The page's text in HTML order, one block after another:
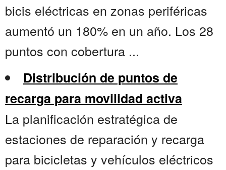
bicis eléctricas en zonas periféricas
aumentó un 180% en un año. Los 28
puntos con cobertura ...
Distribución de puntos de
recarga para movilidad activa
La planificación estratégica de
estaciones de reparación y recarga
para bicicletas y vehículos eléctricos